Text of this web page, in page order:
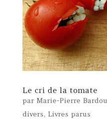
Le cri de la tomate
par Marie-Pierre Bardou
divers, Livres parus